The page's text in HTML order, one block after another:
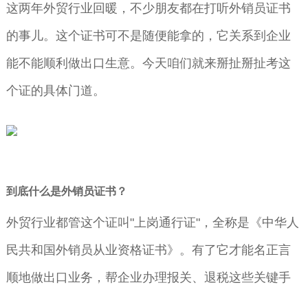
这两年外贸行业回暖，不少朋友都在打听外销员证书
的事儿。这个证书可不是随便能拿的，它关系到企业
能不能顺利做出口生意。今天咱们就来掰扯掰扯考这
个证的具体门道。
到底什么是外销员证书？
外贸行业都管这个证叫"上岗通行证"，全称是《中华人
民共和国外销员从业资格证书》。有了它才能名正言
顺地做出口业务，帮企业办理报关、退税这些关键手